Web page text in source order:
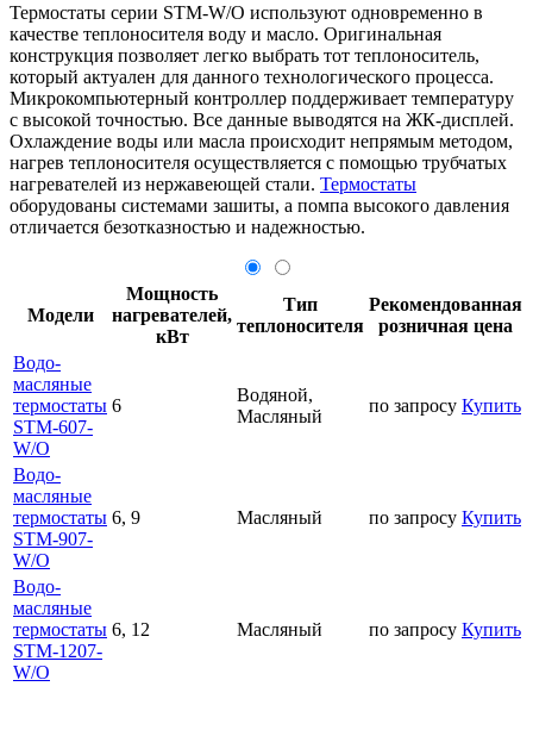
Термостаты серии STM-W/O используют одновременно в
качестве теплоносителя воду и масло. Оригинальная
конструкция позволяет легко выбрать тот теплоноситель,
который актуален для данного технологического процесса.
Микрокомпьютерный контроллер поддерживает температуру
с высокой точностью. Все данные выводятся на ЖК-дисплей.
Охлаждение воды или масла происходит непрямым методом,
нагрев теплоносителя осуществляется с помощью трубчатых
нагревателей из нержавеющей стали. Термостаты
оборудованы системами зашиты, а помпа высокого давления
отличается безотказностью и надежностью.
Модели
Мощность
нагревателей,
кВт
Тип
теплоносителя
Рекомендованная
розничная цена
Водо-
масляные
термостаты
STM-607-
W/O
6
Водяной,
Масляный
по запросу Купить
Водо-
масляные
термостаты
STM-907-
W/O
6, 9 Масляный по запросу Купить
Водо-
масляные
термостаты
STM-1207-
W/O
6, 12 Масляный по запросу Купить